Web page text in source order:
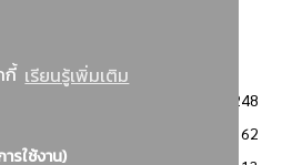
กี้ เรียนรู้เพิ่มเติม
รใช้งาน)
3248
2362